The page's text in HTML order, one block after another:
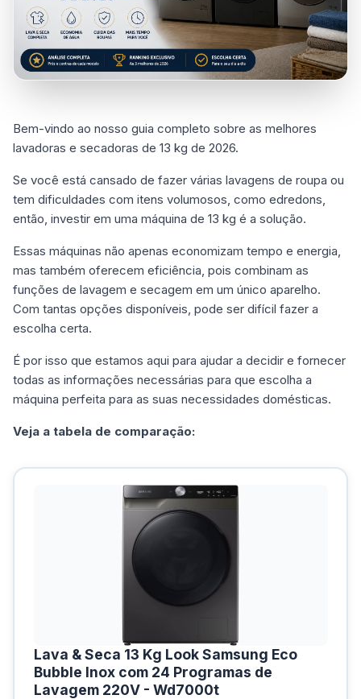
Bem-vindo ao nosso guia completo sobre as melhores
lavadoras e secadoras de 13 kg de 2026.
Se você está cansado de fazer várias lavagens de roupa ou
tem dificuldades com itens volumosos, como edredons,
então, investir em uma máquina de 13 kg é a solução.
Essas máquinas não apenas economizam tempo e energia,
mas também oferecem eficiência, pois combinam as
funções de lavagem e secagem em um único aparelho.
Com tantas opções disponíveis, pode ser difícil fazer a
escolha certa.
É por isso que estamos aqui para ajudar a decidir e fornecer
todas as informações necessárias para que escolha a
máquina perfeita para as suas necessidades domésticas.
Veja a tabela de comparação:
Lava & Seca 13 Kg Look Samsung Eco
Bubble Inox com 24 Programas de
Lavagem 220V - Wd7000t